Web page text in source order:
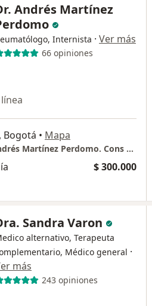
Andrés Martínez
Internista · Ver más
66 opiniones
Bogotá • Mapa
Reumatólogo Dr. Andrés Martínez Perdomo. Cons 202
$ 300.000
Sandra Varon
alternativo, Terapeuta
Médico general ·
más
243 opiniones